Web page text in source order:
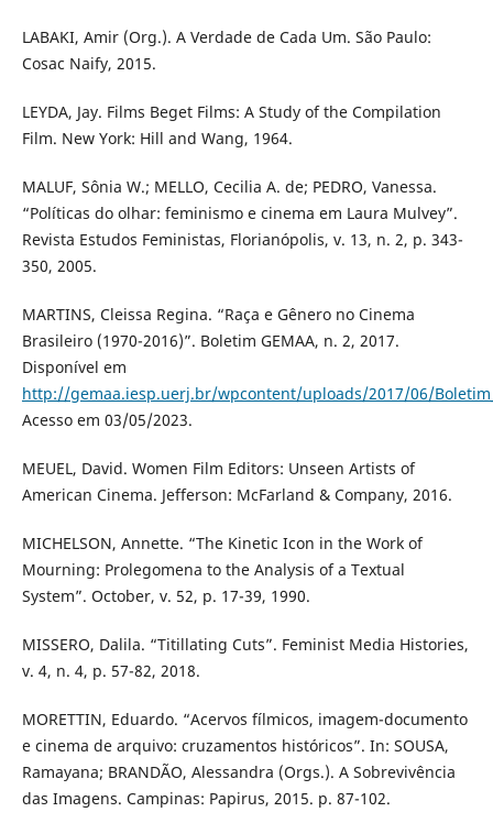
LABAKI, Amir (Org.). A Verdade de Cada Um. São Paulo:
Cosac Naify, 2015.
LEYDA, Jay. Films Beget Films: A Study of the Compilation
Film. New York: Hill and Wang, 1964.
MALUF, Sônia W.; MELLO, Cecilia A. de; PEDRO, Vanessa.
“Políticas do olhar: feminismo e cinema em Laura Mulvey”.
Revista Estudos Feministas, Florianópolis, v. 13, n. 2, p. 343-
350, 2005.
MARTINS, Cleissa Regina. “Raça e Gênero no Cinema
Brasileiro (1970-2016)”. Boletim GEMAA, n. 2, 2017.
Disponível em
http://gemaa.iesp.uerj.br/wpcontent/uploads/2017/06/
Acesso em 03/05/2023.
MEUEL, David. Women Film Editors: Unseen Artists of
American Cinema. Jefferson: McFarland & Company, 2016.
MICHELSON, Annette. “The Kinetic Icon in the Work of
Mourning: Prolegomena to the Analysis of a Textual
System”. October, v. 52, p. 17-39, 1990.
MISSERO, Dalila. “Titillating Cuts”. Feminist Media Histories,
v. 4, n. 4, p. 57-82, 2018.
MORETTIN, Eduardo. “Acervos fílmicos, imagem-documento
e cinema de arquivo: cruzamentos históricos”. In: SOUSA,
Ramayana; BRANDÃO, Alessandra (Orgs.). A Sobrevivência
das Imagens. Campinas: Papirus, 2015. p. 87-102.